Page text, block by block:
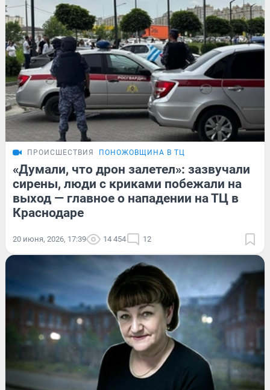
ПРОИСШЕСТВИЯ ПОНОЖОВЩИНА В ТЦ
«Думали, что дрон залетел»: зазвучали
сирены, люди с криками побежали на
выход — главное о нападении на ТЦ в
Краснодаре
20 июня, 2026, 17:39 14 454 12